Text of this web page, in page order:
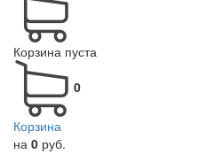
Корзина пуста
0
Корзина
на 0 руб.